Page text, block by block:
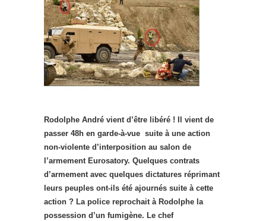
Rodolphe André vient d’être libéré ! Il vient de
passer 48h en garde-à-vue suite à une action
non-violente d’interposition au salon de
l’armement Eurosatory. Quelques contrats
d’armement avec quelques dictatures réprimant
leurs peuples ont-ils été ajournés suite à cette
action ? La police reprochait à Rodolphe la
possession d’un fumigène. Le chef